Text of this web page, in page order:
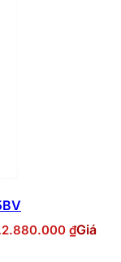
2.880.000 ₫Giá